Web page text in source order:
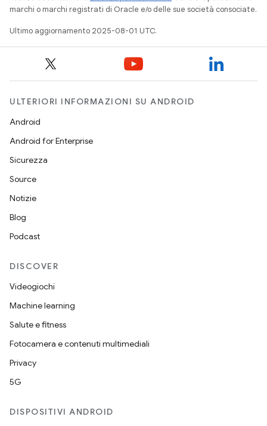
marchi o marchi registrati di Oracle e/o delle sue società consociate.
Ultimo aggiornamento 2025-08-01 UTC.
ULTERIORI INFORMAZIONI SU ANDROID
Android
Android for Enterprise
Sicurezza
Source
Notizie
Blog
Podcast
DISCOVER
Videogiochi
Machine learning
Salute e fitness
Fotocamera e contenuti multimediali
Privacy
5G
DISPOSITIVI ANDROID